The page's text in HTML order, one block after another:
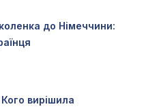
до Німеччини:
вирішила